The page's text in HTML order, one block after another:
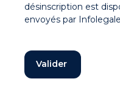
désinscription est
envoyés par